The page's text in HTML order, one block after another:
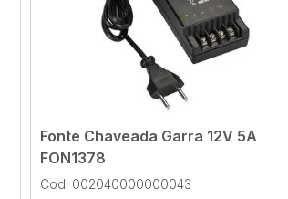
Fonte Chaveada Garra 12V 5A
FON1378
Cod: 002040000000043